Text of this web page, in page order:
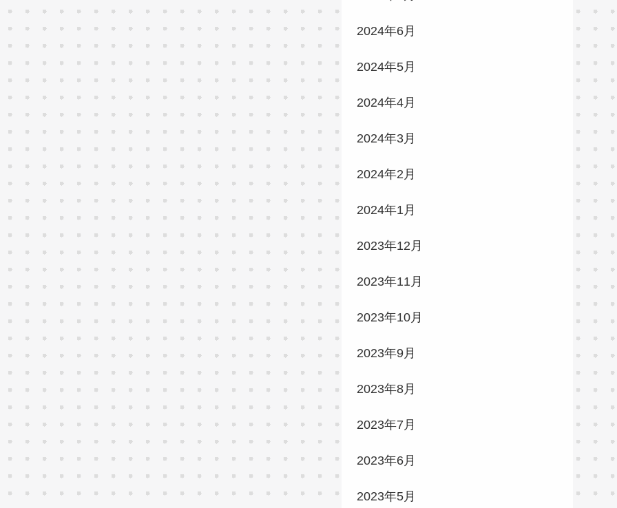
2024年6月
2024年5月
2024年4月
2024年3月
2024年2月
2024年1月
2023年12月
2023年11月
2023年10月
2023年9月
2023年8月
2023年7月
2023年6月
2023年5月